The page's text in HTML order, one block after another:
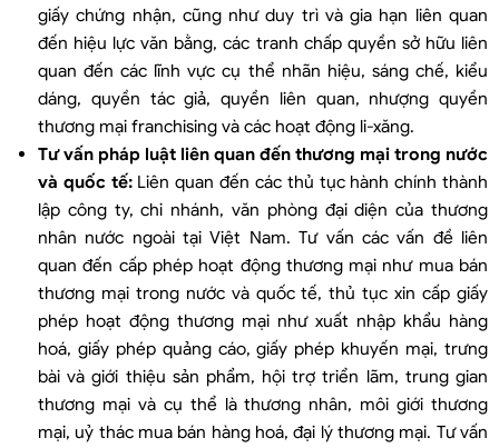
giấy chứng nhận, cũng như duy trì và gia hạn liên quan
đến hiệu lực văn bằng, các tranh chấp quyền sở hữu liên
quan đến các lĩnh vực cụ thể nhãn hiệu, sáng chế, kiểu
dáng, quyền tác giả, quyền liên quan, nhượng quyền
thương mại franchising và các hoạt động li-xăng.
Tư vấn pháp luật liên quan đến thương mại trong nước
và quốc tế: Liên quan đến các thủ tục hành chính thành
lập công ty, chi nhánh, văn phòng đại diện của thương
nhân nước ngoài tại Việt Nam. Tư vấn các vấn đề liên
quan đến cấp phép hoạt động thương mại như mua bán
thương mại trong nước và quốc tế, thủ tục xin cấp giấy
phép hoạt động thương mại như xuất nhập khẩu hàng
hoá, giấy phép quảng cáo, giấy phép khuyến mại, trưng
bài và giới thiệu sản phẩm, hội trợ triển lãm, trung gian
thương mại và cụ thể là thương nhân, môi giới thương
mại, uỷ thác mua bán hàng hoá, đại lý thương mại. Tư vấn